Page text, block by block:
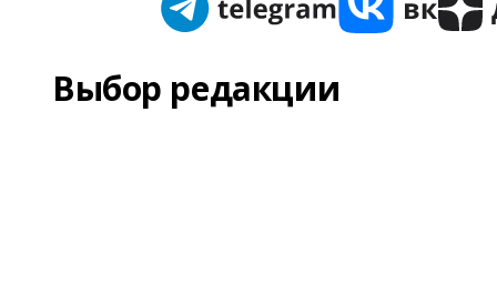
Выбор редакции